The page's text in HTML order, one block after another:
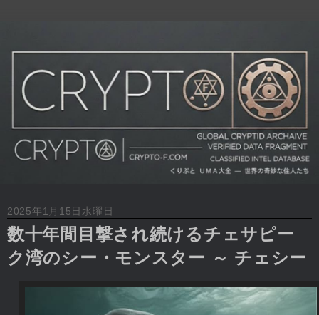
2025年1月15日水曜日
数十年間目撃され続けるチェサピー
ク湾のシー・モンスター ～ チェシー